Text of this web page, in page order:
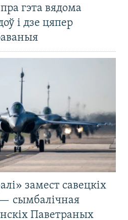
гэта вядома
і дзе цяпер
замест савецкіх
сымбалічная
Паветраных